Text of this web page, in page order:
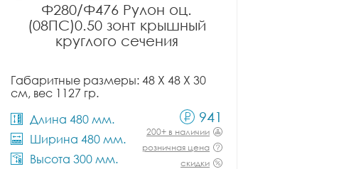
Ф280/Ф476 Рулон оц.
(08ПС)0.50 зонт крышный
круглого сечения
Габаритные размеры: 48 X 48 X 30
см, вес 1127 гр.
Длина 480 мм.
Ширина 480 мм.
Высота 300 мм.
941
200+ в наличии
розничная цена
скидки